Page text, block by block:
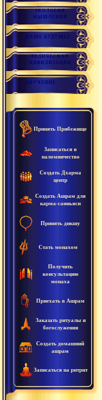
ЭКОЛОГИЯ
МЫШЛЕНИЯ
НАШЕ БУДУЩЕЕ
ВЕДИЧЕСКАЯ
ЦИВИЛИЗАЦИЯ
ОБУЧЕНИЕ
Принять Прибежище
Записаться в
паломничество
Создать Дхарма
центр
Создать Ашрам для
карма-санньяси
Принять дикшу
Стать монахом
Получить
консультацию
монаха
Приехать в Ашрам
Заказать ритуалы и
богослужения
Создать домашний
ашрам
Записаться на ритрит